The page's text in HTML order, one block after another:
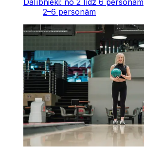
Dalībnieki: no 2 līdz 6 personām
2–6 personām